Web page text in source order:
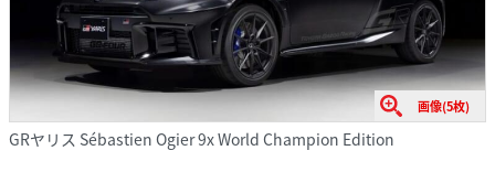
画像(5枚)
GRヤリス Sébastien Ogier 9x World Champion Edition